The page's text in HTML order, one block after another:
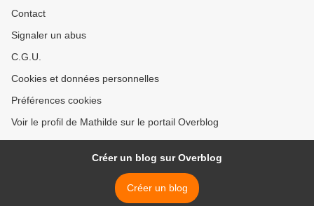
Contact
Signaler un abus
C.G.U.
Cookies et données personnelles
Préférences cookies
Voir le profil de Mathilde sur le portail Overblog
Créer un blog sur Overblog
Créer un blog